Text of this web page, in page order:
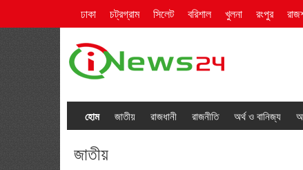
ঢাকা চট্রগ্রাম সিলেট বরিশাল খুলনা রংপুর
হোম জাতীয় রাজধানী রাজনীতি অর্থ ও বানিজ্য
জাতীয়